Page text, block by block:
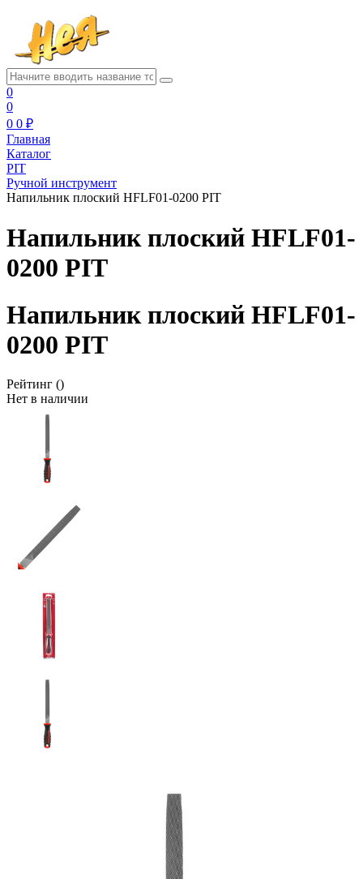
0
0
0 0 ₽
Главная
Каталог
PIT
Ручной инструмент
Напильник плоский HFLF01-0200 PIT
Напильник плоский HFLF01-
0200 PIT
Напильник плоский HFLF01-
0200 PIT
Рейтинг ()
Нет в наличии